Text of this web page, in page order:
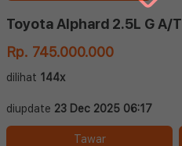
Toyota Alphard 2.5L G A/T
Rp. 745.000.000
dilihat 144x
diupdate 23 Dec 2025 06:17
Tawar